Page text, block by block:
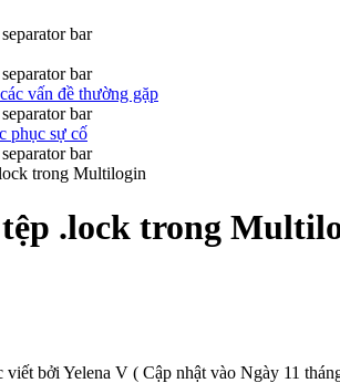
vấn đề thường gặp
phục sự cố
trong Multilogin
tệp .lock trong
viết bởi Yelena V ( Cập nhật vào Ngày 11